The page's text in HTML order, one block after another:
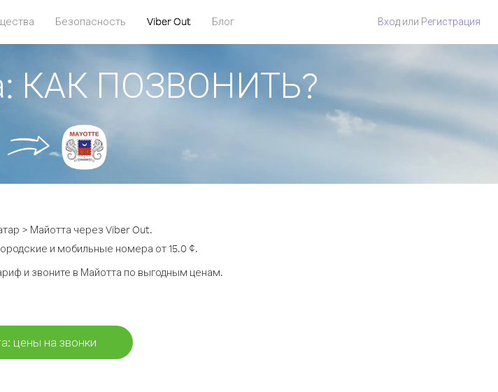
Безопасность Viber Out Блог Вход или Регистрация
КАК ПОЗВОНИТЬ?
> Майотта через Viber Out.
и мобильные номера от 15.0 ¢.
и звоните в Майотта по выгодным ценам.
цены на звонки